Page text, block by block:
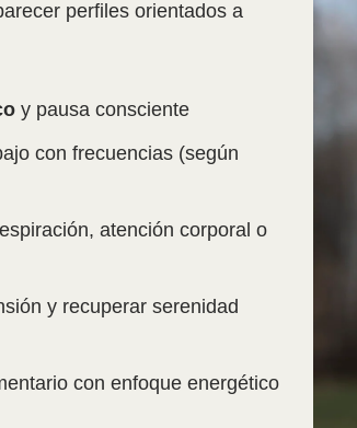
perfiles orientados a
y pausa consciente
con frecuencias (según
atención corporal o
y recuperar serenidad
con enfoque energético